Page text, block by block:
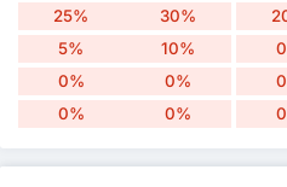
30%
25%
10%
5%
0%
0%
0%
0%